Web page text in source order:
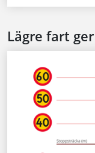
Lägre fart